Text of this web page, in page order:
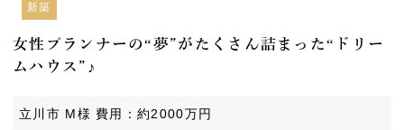
新築
女性プランナーの“夢”がたくさん詰まった“ドリー
ムハウス”♪
立川市 M様 費用：約2000万円